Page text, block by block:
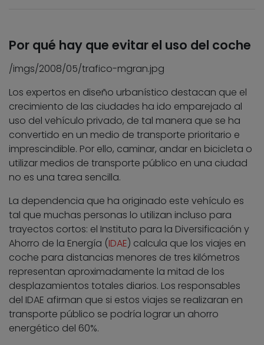
Por qué hay que evitar el uso del coche
/imgs/2008/05/trafico-mgran.jpg
Los expertos en diseño urbanístico destacan que el
crecimiento de las ciudades ha ido emparejado al
uso del vehículo privado, de tal manera que se ha
convertido en un medio de transporte prioritario e
imprescindible. Por ello, caminar, andar en bicicleta o
utilizar medios de transporte público en una ciudad
no es una tarea sencilla.
La dependencia que ha originado este vehículo es
tal que muchas personas lo utilizan incluso para
trayectos cortos: el Instituto para la Diversificación y
Ahorro de la Energía (IDAE) calcula que los viajes en
coche para distancias menores de tres kilómetros
representan aproximadamente la mitad de los
desplazamientos totales diarios. Los responsables
del IDAE afirman que si estos viajes se realizaran en
transporte público se podría lograr un ahorro
energético del 60%.